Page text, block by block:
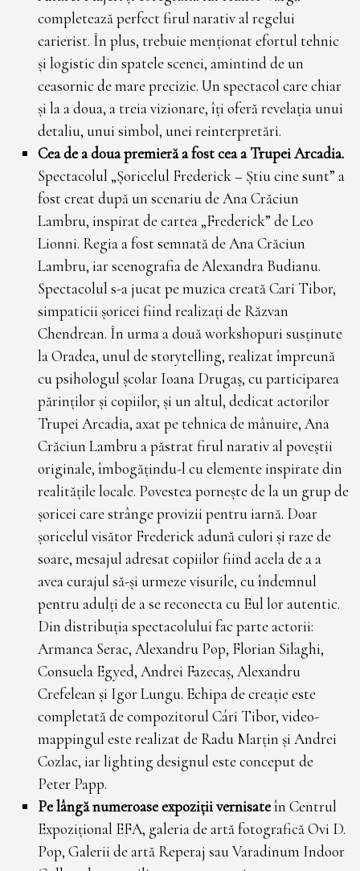
completează perfect firul narativ al regelui
carierist. În plus, trebuie menționat efortul tehnic
și logistic din spatele scenei, amintind de un
ceasornic de mare precizie. Un spectacol care chiar
și la a doua, a treia vizionare, îți oferă revelația unui
detaliu, unui simbol, unei reinterpretări. ­
Cea de a doua premieră a fost cea a Trupei Arcadia.
Spectacolul „Șoricelul Frederick – Știu cine sunt” a
fost creat după un scenariu de Ana Crăciun
Lambru, inspirat de cartea „Frederick” de Leo
Lionni. Regia a fost semnată de Ana Crăciun
Lambru, iar scenografia de Alexandra Budianu.
Spectacolul s-a jucat pe muzica creată Cari Tibor,
simpaticii șoricei fiind realizați de Răzvan
Chendrean. În urma a două workshopuri susținute
la Oradea, unul de storytelling, realizat împreună
cu psihologul școlar Ioana Drugaș, cu participarea
părinților și copiilor, și un altul, dedicat actorilor
Trupei Arcadia, axat pe tehnica de mânuire, Ana
Crăciun Lambru a păstrat firul narativ al poveștii
originale, îmbogățindu-l cu elemente inspirate din
realitățile locale. Povestea pornește de la un grup de
șoricei care strânge provizii pentru iarnă. Doar
șoricelul visător Frederick adună culori și raze de
soare, mesajul adresat copiilor fiind acela de a a
avea curajul să-și urmeze visurile, cu îndemnul
pentru adulți de a se reconecta cu Eul lor autentic.
Din distribuția spectacolului fac parte actorii:
Armanca Serac, Alexandru Pop, Florian Silaghi,
Consuela Egyed, Andrei Fazecaș, Alexandru
Crefelean și Igor Lungu. Echipa de creație este
completată de compozitorul Cári Tibor, video-
mappingul este realizat de Radu Marțin și Andrei
Cozlac, iar lighting designul este conceput de
Peter Papp.
Pe lângă numeroase expoziții verni­sateîn Centrul
Expozițional EFA, galeria de artă fotografică Ovi D.
Pop, Galerii de artă Reperaj sau Varadinum Indoor